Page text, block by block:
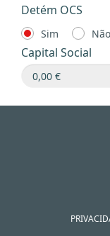
Detém OCS
Sim Não
Capital Social